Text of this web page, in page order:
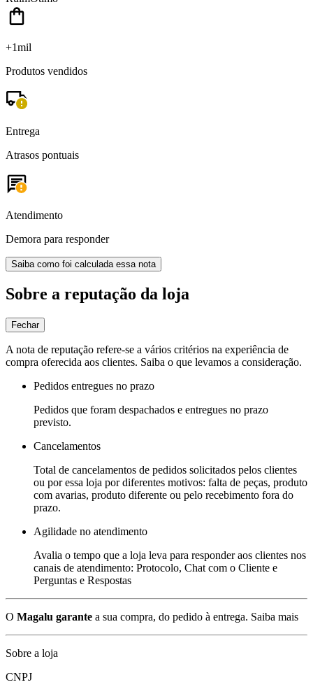
+1mil
Produtos vendidos
Entrega
Atrasos pontuais
Atendimento
Demora para responder
Saiba como foi calculada essa nota
Sobre a reputação da loja
Fechar
A nota de reputação refere-se a vários critérios na experiência de
compra oferecida aos clientes. Saiba o que levamos a consideração.
Pedidos entregues no prazo
Pedidos que foram despachados e entregues no prazo
previsto.
Cancelamentos
Total de cancelamentos de pedidos solicitados pelos clientes
ou por essa loja por diferentes motivos: falta de peças, produto
com avarias, produto diferente ou pelo recebimento fora do
prazo.
Agilidade no atendimento
Avalia o tempo que a loja leva para responder aos clientes nos
canais de atendimento: Protocolo, Chat com o Cliente e
Perguntas e Respostas
O Magalu garante a sua compra, do pedido à entrega. Saiba mais
Sobre a loja
CNPJ